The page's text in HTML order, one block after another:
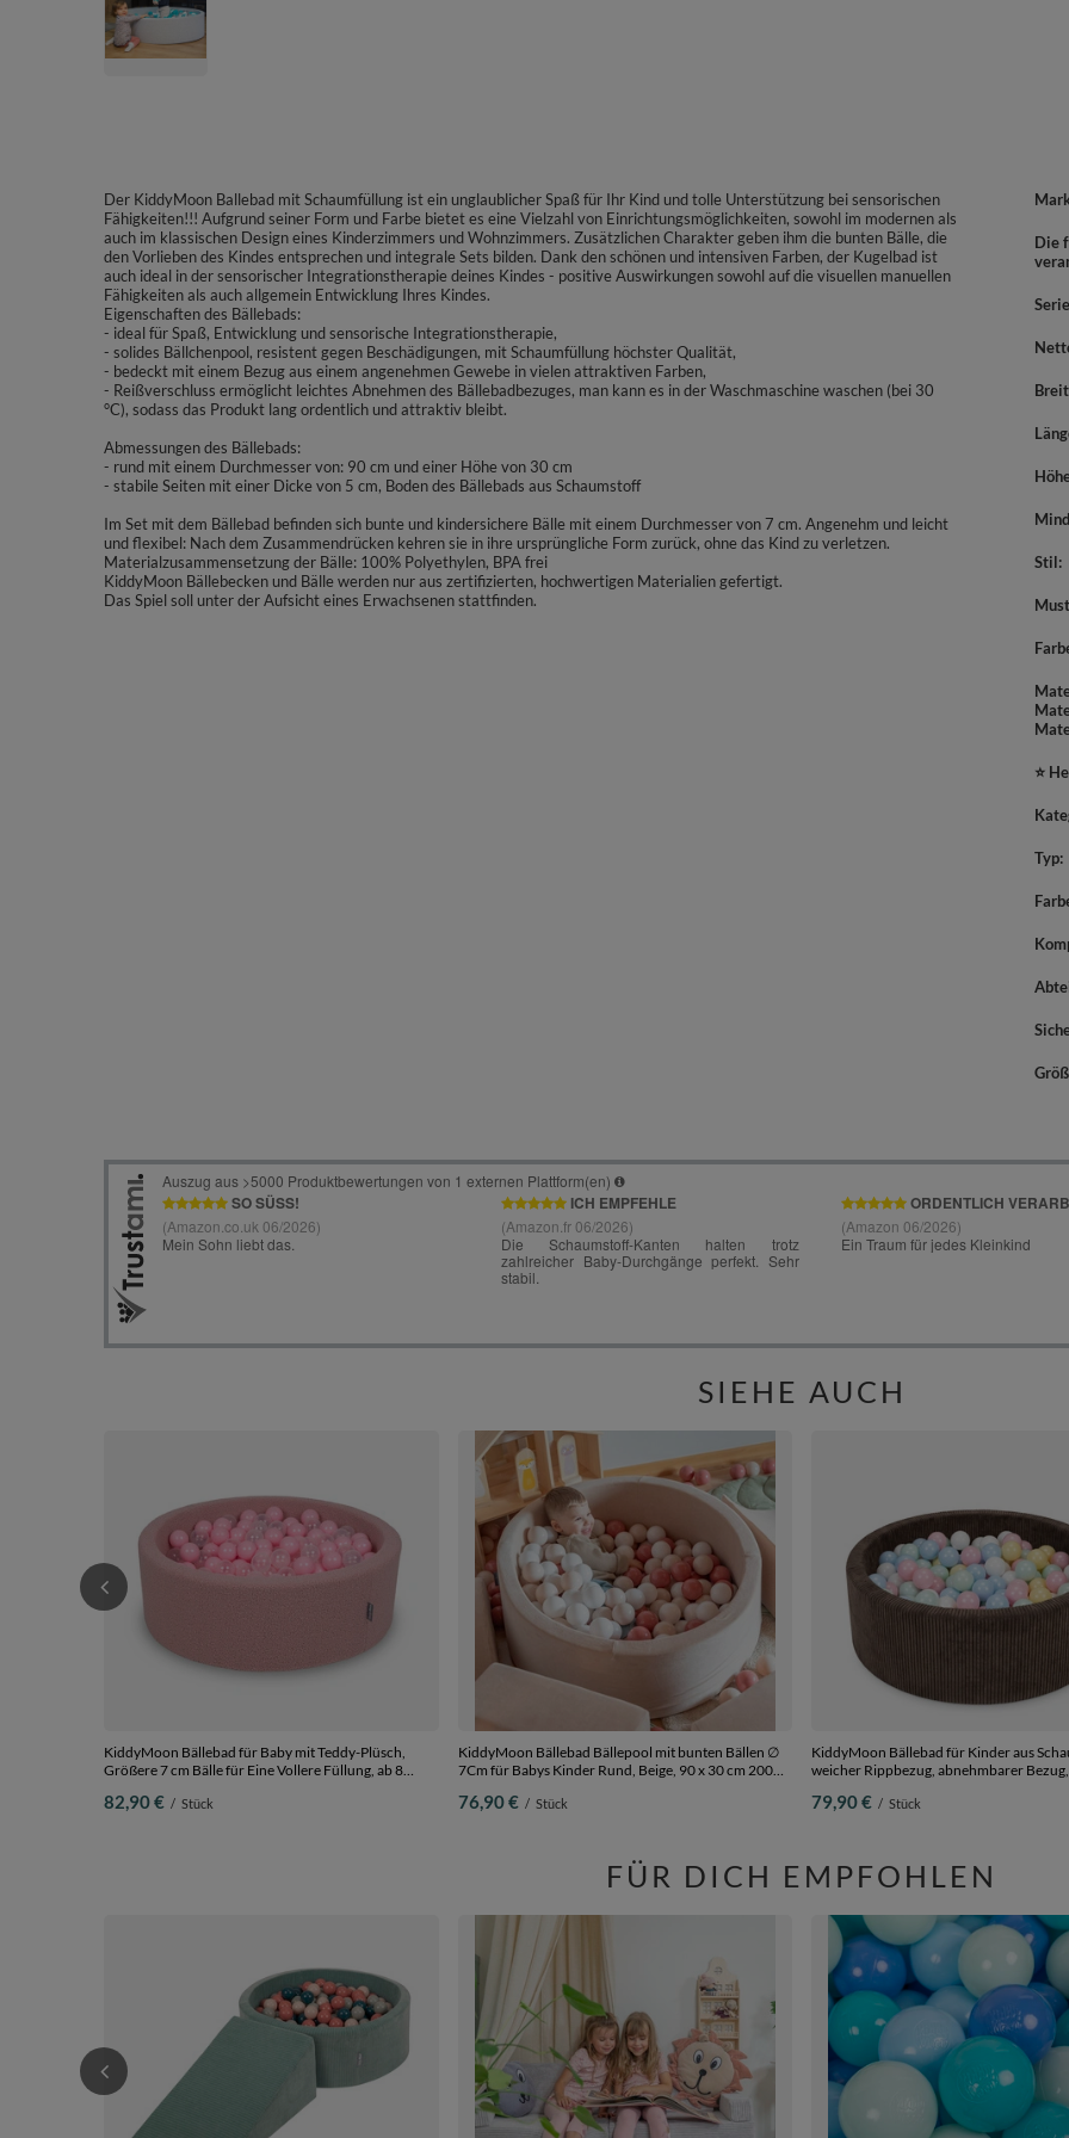
Der KiddyMoon Ballebad mit Schaumfüllung ist ein unglaublicher Spaß für Ihr Kind und tolle Unterstützung bei sensorischen
Fähigkeiten!!! Aufgrund seiner Form und Farbe bietet es eine Vielzahl von Einrichtungsmöglichkeiten, sowohl im modernen als
auch im klassischen Design eines Kinderzimmers und Wohnzimmers. Zusätzlichen Charakter geben ihm die bunten Bälle, die
den Vorlieben des Kindes entsprechen und integrale Sets bilden. Dank den schönen und intensiven Farben, der Kugelbad ist
auch ideal in der sensorischer Integrationstherapie deines Kindes - positive Auswirkungen sowohl auf die visuellen manuellen
Fähigkeiten als auch allgemein Entwicklung Ihres Kindes.
Eigenschaften des Bällebads:
- ideal für Spaß, Entwicklung und sensorische Integrationstherapie,
- solides Bällchenpool, resistent gegen Beschädigungen, mit Schaumfüllung höchster Qualität,
- bedeckt mit einem Bezug aus einem angenehmen Gewebe in vielen attraktiven Farben,
- Reißverschluss ermöglicht leichtes Abnehmen des Bällebadbezuges, man kann es in der Waschmaschine waschen (bei 30
°C), sodass das Produkt lang ordentlich und attraktiv bleibt.
Abmessungen des Bällebads:
- rund mit einem Durchmesser von: 90 cm und einer Höhe von 30 cm
- stabile Seiten mit einer Dicke von 5 cm, Boden des Bällebads aus Schaumstoff
Im Set mit dem Bällebad befinden sich bunte und kindersichere Bälle mit einem Durchmesser von 7 cm. Angenehm und leicht
und flexibel: Nach dem Zusammendrücken kehren sie in ihre ursprüngliche Form zurück, ohne das Kind zu verletzen.
Materialzusammensetzung der Bälle: 100% Polyethylen, BPA frei
KiddyMoon Bällebecken und Bälle werden nur aus zertifizierten, hochwertigen Materialien gefertigt.
Das Spiel soll unter der Aufsicht eines Erwachsenen stattfinden.
Die
Serie
Stil
⭐
Typ
SIEHE AUCH
KiddyMoon Bällebad für Baby mit Teddy-Plüsch,
Größere 7 cm Bälle für Eine Vollere Füllung, ab 8
Puderrosa/Transparent, 90 x 30 cm 200 Bälle
82,90 € / Stück
KiddyMoon Bällebad Bällepool mit bunten Bällen ∅
7Cm für Babys Kinder Rund, Beige, 90 x 30 cm 200
76,90 € / Stück
KiddyMoon Bällebad für Kinder aus
weicher Rippbezug, abnehmbarer
90 x 30 cm 200 Bälle
79,90 € / Stück
FÜR DICH EMPFOHLEN